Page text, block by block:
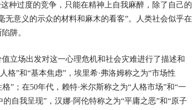
种过度的竞争，只能在精神上自我麻醉，除了自己的
意义的示众的材料和麻木的看客”。人类社会似乎在
阱。
立场出发对这一心理危机和社会灾难进行了描述和
格”和“基本焦虑”，埃里希·弗洛姆称之为“市场性
”；在50年代，赖特·米尔斯称之为“人格市场”和“一
自我呈现”，汉娜·阿伦特称之为“平庸之恶”和“原子